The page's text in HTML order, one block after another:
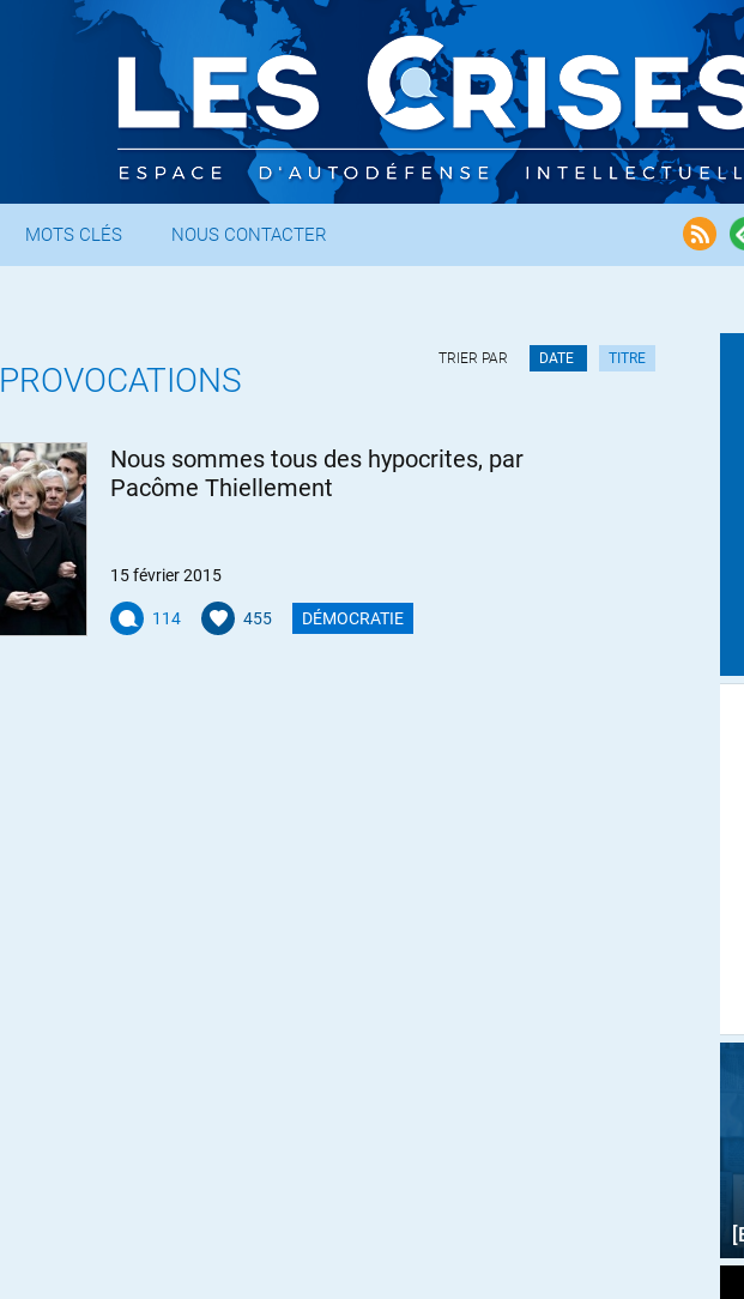
MOTS CLÉS NOUS CONTACTER
PROVOCATIONS
TRIER PAR DATE TITRE
Nous sommes tous des hypocrites, par
Pacôme Thiellement
15 février 2015
114 455 DÉMOCRATIE